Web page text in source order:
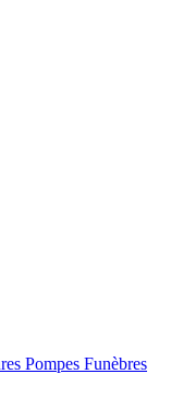
Pompes Funèbres